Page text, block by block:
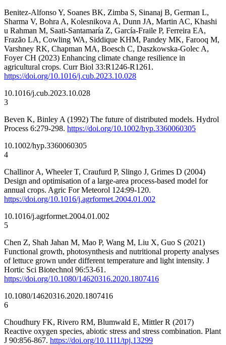
Benitez-Alfonso Y, Soanes BK, Zimba S, Sinanaj B, German L,
Sharma V, Bohra A, Kolesnikova A, Dunn JA, Martin AC, Khashi
u Rahman M, Saati-Santamaría Z, García-Fraile P, Ferreira EA,
Frazão LA, Cowling WA, Siddique KHM, Pandey MK, Farooq M,
Varshney RK, Chapman MA, Boesch C, Daszkowska-Golec A,
Foyer CH (2023) Enhancing climate change resilience in
agricultural crops. Curr Biol 33:R1246-R1261.
https://doi.org/10.1016/j.cub.2023.10.028
10.1016/j.cub.2023.10.028
3
Beven K, Binley A (1992) The future of distributed models. Hydrol
Process 6:279-298. https://doi.org/10.1002/hyp.3360060305
10.1002/hyp.3360060305
4
Challinor A, Wheeler T, Craufurd P, Slingo J, Grimes D (2004)
Design and optimisation of a large-area process-based model for
annual crops. Agric For Meteorol 124:99-120.
https://doi.org/10.1016/j.agrformet.2004.01.002
10.1016/j.agrformet.2004.01.002
5
Chen Z, Shah Jahan M, Mao P, Wang M, Liu X, Guo S (2021)
Functional growth, photosynthesis and nutritional property analyses
of lettuce grown under different temperature and light intensity. J
Hortic Sci Biotechnol 96:53-61.
https://doi.org/10.1080/14620316.2020.1807416
10.1080/14620316.2020.1807416
6
Choudhury FK, Rivero RM, Blumwald E, Mittler R (2017)
Reactive oxygen species, abiotic stress and stress combination. Plant
J 90:856-867. https://doi.org/10.1111/tpj.13299